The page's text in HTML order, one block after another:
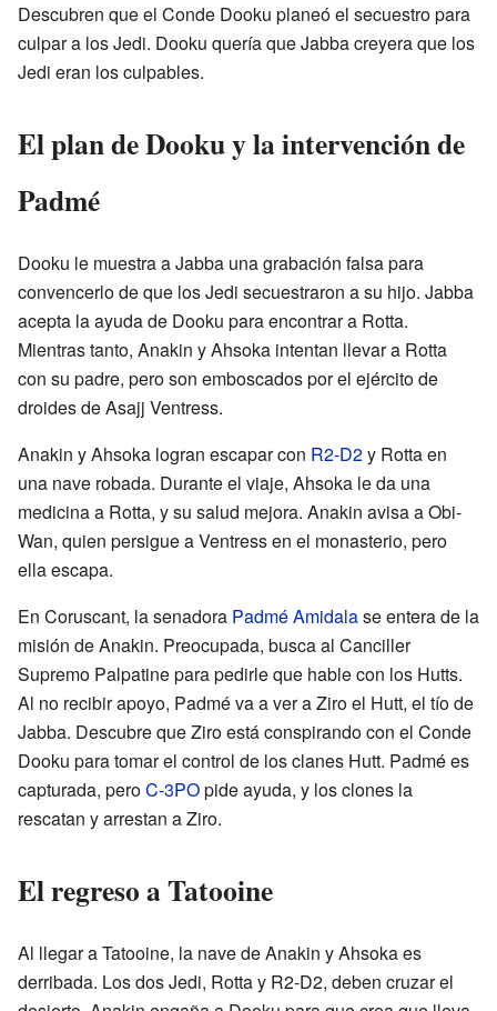
Descubren que el Conde Dooku planeó el secuestro para
culpar a los Jedi. Dooku quería que Jabba creyera que los
Jedi eran los culpables.
El plan de Dooku y la intervención de
Padmé
Dooku le muestra a Jabba una grabación falsa para
convencerlo de que los Jedi secuestraron a su hijo. Jabba
acepta la ayuda de Dooku para encontrar a Rotta.
Mientras tanto, Anakin y Ahsoka intentan llevar a Rotta
con su padre, pero son emboscados por el ejército de
droides de Asajj Ventress.
Anakin y Ahsoka logran escapar con R2-D2y Rotta en
una nave robada. Durante el viaje, Ahsoka le da una
medicina a Rotta, y su salud mejora. Anakin avisa a Obi-
Wan, quien persigue a Ventress en el monasterio, pero
ella escapa.
En Coruscant, la senadora Padmé Amidalase entera de la
misión de Anakin. Preocupada, busca al Canciller
Supremo Palpatine para pedirle que hable con los Hutts.
Al no recibir apoyo, Padmé va a ver a Ziro el Hutt, el tío de
Jabba. Descubre que Ziro está conspirando con el Conde
Dooku para tomar el control de los clanes Hutt. Padmé es
capturada, peroC-3POpide ayuda, y los clones la
rescatan y arrestan a Ziro.
El regreso a Tatooine
Al llegar a Tatooine, la nave de Anakin y Ahsoka es
derribada. Los dos Jedi, Rotta y R2-D2, deben cruzar el